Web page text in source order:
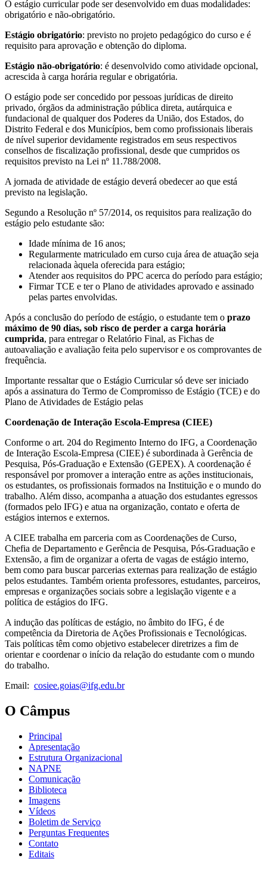
O estágio curricular pode ser desenvolvido em duas modalidades:
obrigatório e não-obrigatório.
Estágio obrigatório: previsto no projeto pedagógico do curso e é
requisito para aprovação e obtenção do diploma.
Estágio não-obrigatório: é desenvolvido como atividade opcional,
acrescida à carga horária regular e obrigatória.
O estágio pode ser concedido por pessoas jurídicas de direito
privado, órgãos da administração pública direta, autárquica e
fundacional de qualquer dos Poderes da União, dos Estados, do
Distrito Federal e dos Municípios, bem como profissionais liberais
de nível superior devidamente registrados em seus respectivos
conselhos de fiscalização profissional, desde que cumpridos os
requisitos previsto na Lei nº 11.788/2008.
A jornada de atividade de estágio deverá obedecer ao que está
previsto na legislação.
Segundo a Resolução nº 57/2014, os requisitos para realização do
estágio pelo estudante são:
Idade mínima de 16 anos;
Regularmente matriculado em curso cuja área de atuação seja
relacionada àquela oferecida para estágio;
Atender aos requisitos do PPC acerca do período para estágio;
Firmar TCE e ter o Plano de atividades aprovado e assinado
pelas partes envolvidas.
Após a conclusão do período de estágio, o estudante tem o prazo
máximo de 90 dias, sob risco de perder a carga horária
cumprida, para entregar o Relatório Final, as Fichas de
autoavaliação e avaliação feita pelo supervisor e os comprovantes de
frequência.
Importante ressaltar que o Estágio Curricular só deve ser iniciado
após a assinatura do Termo de Compromisso de Estágio (TCE) e do
Plano de Atividades de Estágio pelas
Coordenação de Interação Escola-Empresa (CIEE)
Conforme o art. 204 do Regimento Interno do IFG, a Coordenação
de Interação Escola-Empresa (CIEE) é subordinada à Gerência de
Pesquisa, Pós-Graduação e Extensão (GEPEX). A coordenação é
responsável por promover a interação entre as ações institucionais,
os estudantes, os profissionais formados na Instituição e o mundo do
trabalho. Além disso, acompanha a atuação dos estudantes egressos
(formados pelo IFG) e atua na organização, contato e oferta de
estágios internos e externos.
A CIEE trabalha em parceria com as Coordenações de Curso,
Chefia de Departamento e Gerência de Pesquisa, Pós-Graduação e
Extensão, a fim de organizar a oferta de vagas de estágio interno,
bem como para buscar parcerias externas para realização de estágio
pelos estudantes. Também orienta professores, estudantes, parceiros,
empresas e organizações sociais sobre a legislação vigente e a
política de estágios do IFG.
A indução das políticas de estágio, no âmbito do IFG, é de
competência da Diretoria de Ações Profissionais e Tecnológicas.
Tais políticas têm como objetivo estabelecer diretrizes a fim de
orientar e coordenar o início da relação do estudante com o mundo
do trabalho.
Email: cosiee.goias@ifg.edu.br
O Câmpus
Principal
Apresentação
Estrutura Organizacional
NAPNE
Comunicação
Biblioteca
Imagens
Vídeos
Boletim de Serviço
Perguntas Frequentes
Contato
Editais